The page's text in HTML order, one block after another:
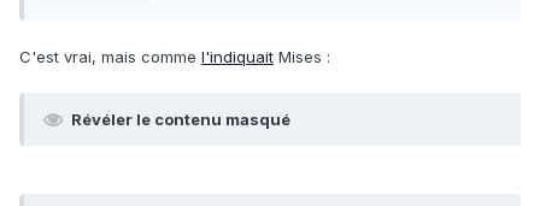
C'est vrai, mais comme l'indiquait Mises :
Révéler le contenu masqué